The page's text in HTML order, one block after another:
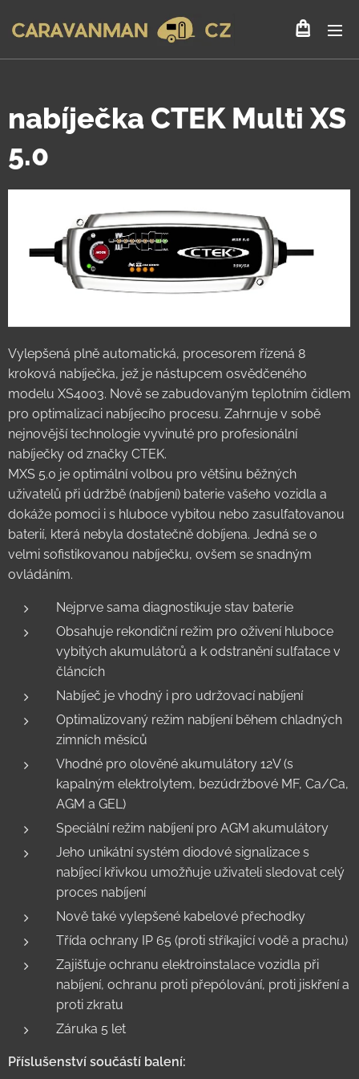
nabíječka CTEK Multi XS
5.0
Vylepšená plně automatická, procesorem řízená 8
kroková nabíječka, jež je nástupcem osvědčeného
modelu XS4003. Nově se zabudovaným teplotním čidlem
pro optimalizaci nabíjecího procesu. Zahrnuje v sobě
nejnovější technologie vyvinuté pro profesionální
nabíječky od značky CTEK.
MXS 5.0 je optimální volbou pro většinu běžných
uživatelů při údržbě (nabíjení) baterie vašeho vozidla a
dokáže pomoci i s hluboce vybitou nebo zasulfatovanou
baterií, která nebyla dostatečně dobíjena. Jedná se o
velmi sofistikovanou nabíječku, ovšem se snadným
ovládáním.
Nejprve sama diagnostikuje stav baterie
Obsahuje rekondiční režim pro oživení hluboce
vybitých akumulátorů a k odstranění sulfatace v
článcích
Nabíječ je vhodný i pro udržovací nabíjení
Optimalizovaný režim nabíjení během chladných
zimních měsíců
Vhodné pro olověné akumulátory 12V (s
kapalným elektrolytem, bezúdržbové MF, Ca/Ca,
AGM a GEL)
Speciální režim nabíjení pro AGM akumulátory
Jeho unikátní systém diodové signalizace s
nabíjecí křivkou umožňuje uživateli sledovat celý
proces nabíjení
Nově také vylepšené kabelové přechodky
Třída ochrany IP 65 (proti stříkající vodě a prachu)
Zajišťuje ochranu elektroinstalace vozidla při
nabíjení, ochranu proti přepólování, proti jiskření a
proti zkratu
Záruka 5 let
Příslušenství součástí balení: